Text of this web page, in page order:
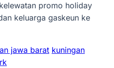
promo holiday
keluarga gaskeun ke
jawa barat kuningan